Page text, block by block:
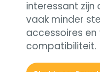
interessant zijn
vaak minder
accessoires
compatibiliteit.